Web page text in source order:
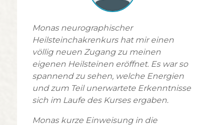
Monas neurographischer
Heilsteinchakrenkurs hat mir einen
völlig neuen Zugang zu meinen
eigenen Heilsteinen eröffnet. Es war so
spannend zu sehen, welche Energien
und zum Teil unerwartete Erkenntnisse
sich im Laufe des Kurses ergaben.
Monas kurze Einweisung in die